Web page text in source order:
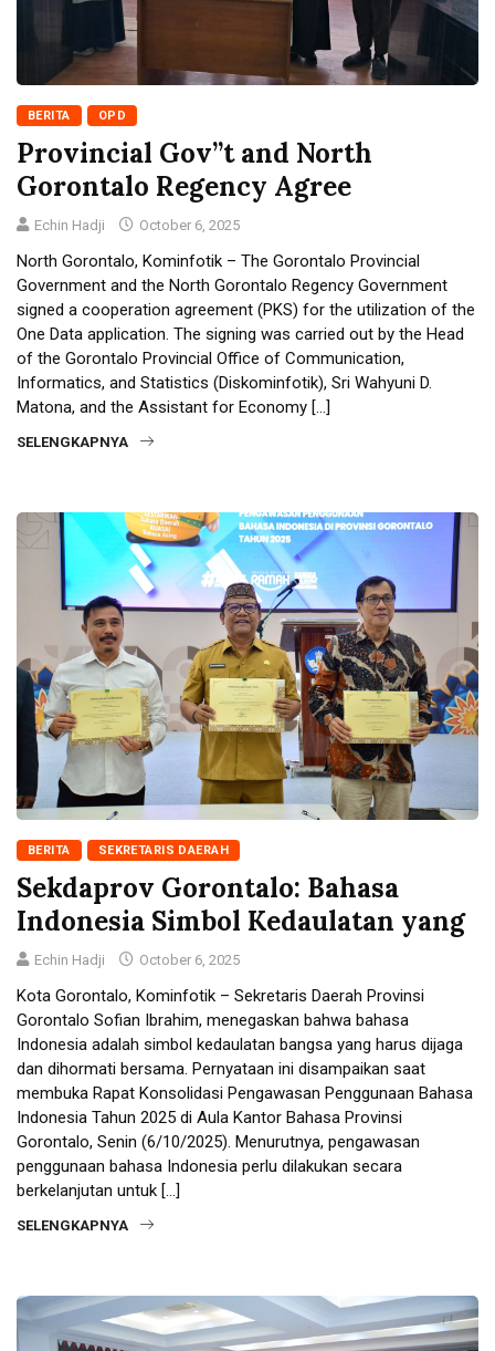
BERITA OPD
Provincial Gov”t and North
Gorontalo Regency Agree
Echin Hadji October 6, 2025
North Gorontalo, Kominfotik – The Gorontalo Provincial
Government and the North Gorontalo Regency Government
signed a cooperation agreement (PKS) for the utilization of the
One Data application. The signing was carried out by the Head
of the Gorontalo Provincial Office of Communication,
Informatics, and Statistics (Diskominfotik), Sri Wahyuni D.
Matona, and the Assistant for Economy […]
SELENGKAPNYA
BERITA SEKRETARIS DAERAH
Sekdaprov Gorontalo: Bahasa
Indonesia Simbol Kedaulatan yang
Echin Hadji October 6, 2025
Kota Gorontalo, Kominfotik – Sekretaris Daerah Provinsi
Gorontalo Sofian Ibrahim, menegaskan bahwa bahasa
Indonesia adalah simbol kedaulatan bangsa yang harus dijaga
dan dihormati bersama. Pernyataan ini disampaikan saat
membuka Rapat Konsolidasi Pengawasan Penggunaan Bahasa
Indonesia Tahun 2025 di Aula Kantor Bahasa Provinsi
Gorontalo, Senin (6/10/2025). Menurutnya, pengawasan
penggunaan bahasa Indonesia perlu dilakukan secara
berkelanjutan untuk […]
SELENGKAPNYA